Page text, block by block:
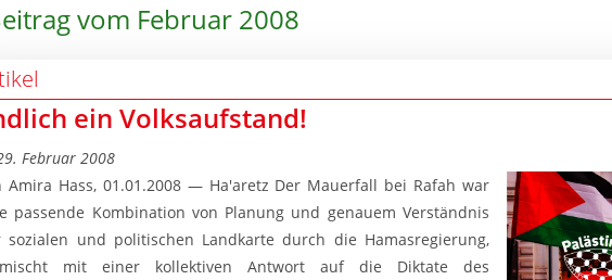
vom Februar 2008
ein Volksaufstand!
Februar 2008
Amira Hass, 01.01.2008 — Ha'aretz Der Mauerfall bei Rafah war
passende Kombination von Planung und genauem Verständnis
sozialen und politischen Landkarte durch die Hamasregierung,
mit einer kollektiven Antwort auf die Diktate des